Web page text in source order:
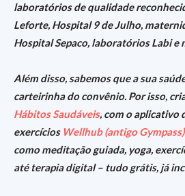
laboratórios de qualidade
Leforte, Hospital 9 de Julho,
Hospital Sepaco, laboratórios Labi e
Além disso, sabemos que a sua
carteirinha do convênio. Por isso,
Hábitos Saudáveis, com o aplicativo
exercícios Wellhub (antigo Gympass)
como meditação guiada, yoga,
até terapia digital – tudo grátis, já